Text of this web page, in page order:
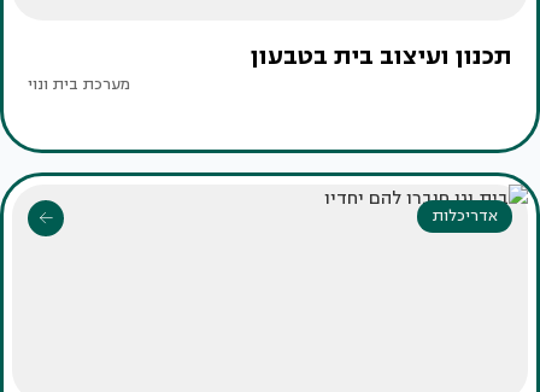
תכנון ועיצוב בית בטבעון
מערכת בית ונוי
אדריכלות